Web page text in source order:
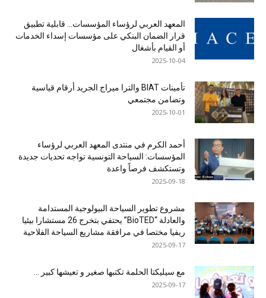
المعهد العربي لرؤساء المؤسسات… قابلية تطبيق
قرار الضمان البنكي على مؤسسات إسداء الخدمات
أو القيام بأشغال
2025-10-04
تأمينات BIAT والترا ميراج الجريد أرقام قياسية
وتضامن مجتمعي
2025-10-01
أحمد الكرم في منتدى المعهد العربي لرؤساء
المؤسسات: السياحة التونسية تواجه تحديات جديدة
وتستكشف فرصاً واعدة
2025-09-18
مشروع تطوير السياحة البيولوجية المستدامة
والعادلة “BioTED” يحتفي بتخرج 26 مستشارا بيئيا
ريفيا مختصا في مرافقة مشاريع السياحة الفلاحية
2025-09-17
مع سيليكتا الحلمة تكتبها صغير و تعيشها كبير …
2025-09-17